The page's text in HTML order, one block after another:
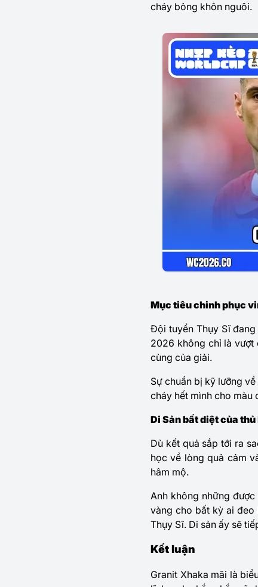
cháy bỏng khôn nguôi.
Mục tiêu chinh phục
Đội tuyển Thụy Sĩ
2026 không chỉ là vượt
cùng của giải.
Sự chuẩn bị kỹ lưỡng
cháy hết mình cho màu
Di Sản bất diệt của
Dù kết quả sắp tới ra
học về lòng quả cảm
hâm mộ.
Anh không những
vàng cho bất kỳ ai đeo
Thụy Sĩ. Di sản ấy sẽ
Kết luận
Granit Xhaka mãi là